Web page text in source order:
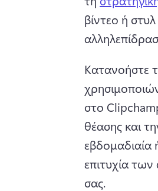
βίντεο ή
Κατανοήστε
στο
θέασης και
εβδομαδιαία
επιτυχία
σας.